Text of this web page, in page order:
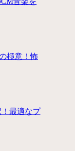
極意！怖
最適なプ